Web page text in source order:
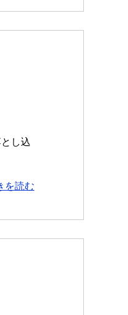
し込
を読む